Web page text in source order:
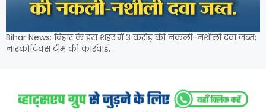
Bihar News: बिहार के इस शहर में 3 करोड़ की नकली-नशीली दवा जब्त;
नारकोटिक्स टीम की कार्रवाई.